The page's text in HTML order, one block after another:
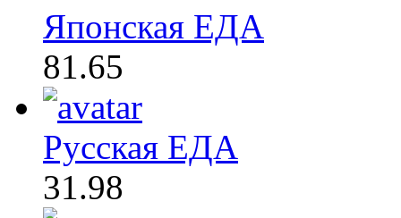
Японская ЕДА
81.65
Русская ЕДА
31.98